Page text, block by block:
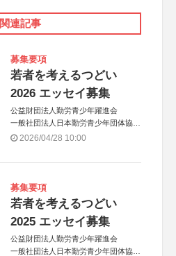
関連記事
募集要項
若者を考えるつどい
2026 エッセイ募集
公益財団法人勤労青少年躍進会
一般社団法人日本勤労青少年団体協議
会2026/04/28 10:00
募集要項
若者を考えるつどい
2025 エッセイ募集
公益財団法人勤労青少年躍進会
一般社団法人日本勤労青少年団体協議